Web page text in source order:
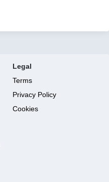
Legal
Terms
Privacy Policy
Cookies